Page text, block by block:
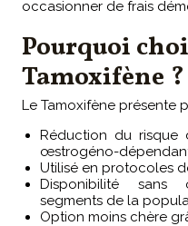
occasionner de frais
Pourquoi
Tamoxifène ?
Le Tamoxifène présente
Réduction du risque
œstrogéno-
Utilisé en protocoles
Disponibilité sans
segments de la
Option moins chère